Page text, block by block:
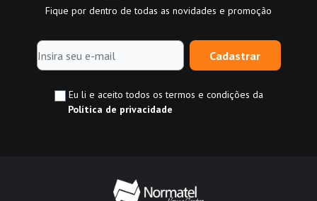
Fique por dentro de todas as novidades e promoção
Cadastrar
Eu li e aceito todos os termos e condições da
Política de privacidade